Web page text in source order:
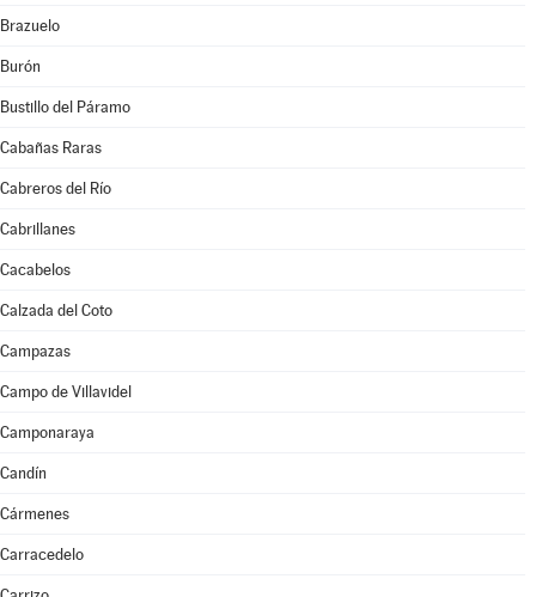
Brazuelo
Burón
Bustillo del Páramo
Cabañas Raras
Cabreros del Río
Cabrillanes
Cacabelos
Calzada del Coto
Campazas
Campo de Villavidel
Camponaraya
Candín
Cármenes
Carracedelo